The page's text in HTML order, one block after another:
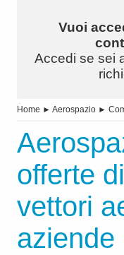
Vuoi
Accedi se sei
Home ► Aerospazio ►
offerte
vettori
aziende